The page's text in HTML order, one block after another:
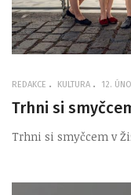
REDAKCE KULTURA 12.
Trhni si
Trhni si smyčcem v